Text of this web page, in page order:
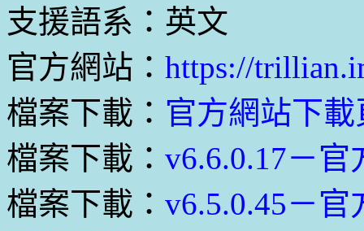
支援語系：英文
官方網站： https://
檔案下載： 官方網站下載
檔案下載： v6.6.0.17－
檔案下載： v6.5.0.45－